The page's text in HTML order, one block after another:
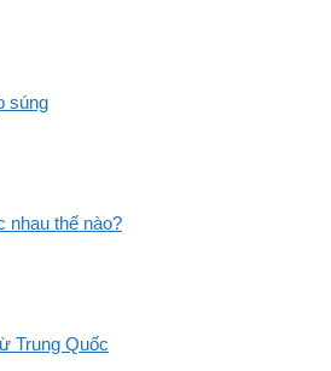
súng
nhau thế nào?
Trung Quốc